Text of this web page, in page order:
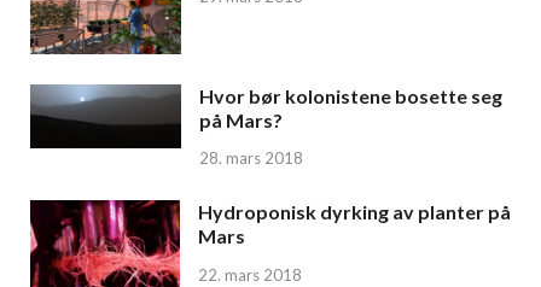
Hvor bør kolonistene bosette seg
på Mars?
28. mars 2018
Hydroponisk dyrking av planter på
Mars
22. mars 2018